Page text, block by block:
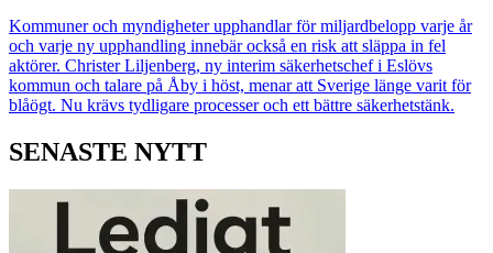
Kommuner och myndigheter upphandlar för miljardbelopp varje år
och varje ny upphandling innebär också en risk att släppa in fel
aktörer. Christer Liljenberg, ny interim säkerhetschef i Eslövs
kommun och talare på Åby i höst, menar att Sverige länge varit för
blåögt. Nu krävs tydligare processer och ett bättre säkerhetstänk.
SENASTE NYTT